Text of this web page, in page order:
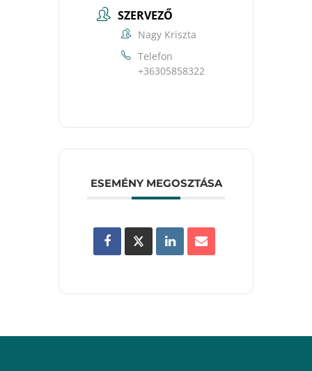
SZERVEZŐ
Nagy Kriszta
Telefon
+36305858322
ESEMÉNY MEGOSZTÁSA